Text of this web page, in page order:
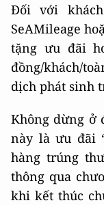
Đối với
SeAMileage
tặng ưu đãi
đồng/khách/
dịch phát sinh
Không dừng ở
này là ưu đãi
hàng trúng
thông qua
khi kết thúc